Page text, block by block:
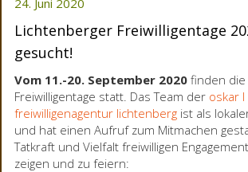
Lichtenberger Freiwilligentage
gesucht!
Vom 11.-20. September 2020 finden
Freiwilligentage statt. Das Team der oskar l
freiwilligenagentur lichtenberg ist als
und hat einen Aufruf zum Mitmachen
Tatkraft und Vielfalt freiwilligen
zeigen und zu feiern: